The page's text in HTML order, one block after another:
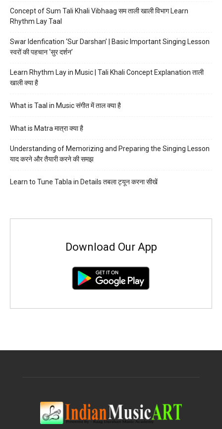
Concept of Sum Tali Khali Vibhaag सम ताली खाली विभाग Learn
Rhythm Lay Taal
Swar Idenfication ‘Sur Darshan’ | Basic Important Singing Lesson
स्वरों की पहचान ‘सुर दर्शन’
Learn Rhythm Lay in Music | Tali Khali Concept Explanation ताली
खाली क्या है
What is Taal in Music संगीत में ताल क्या है
What is Matra मात्रा क्या है
Understanding of Memorizing and Preparing the Singing Lesson
याद करने और तैयारी करने की समझ
Learn to Tune Tabla in Details तबला ट्यून करना सीखें
Download Our App